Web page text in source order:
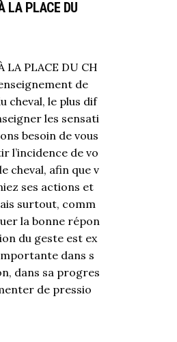
LA PLACE DU
LA PLACE DU CH
de
cheval, le plus dif
les sensati
besoin de vous
l’incidence de vo
cheval, afin que v
ses actions et
surtout, comm
la bonne répon
du geste est ex
dans s
dans sa progres
de pressio